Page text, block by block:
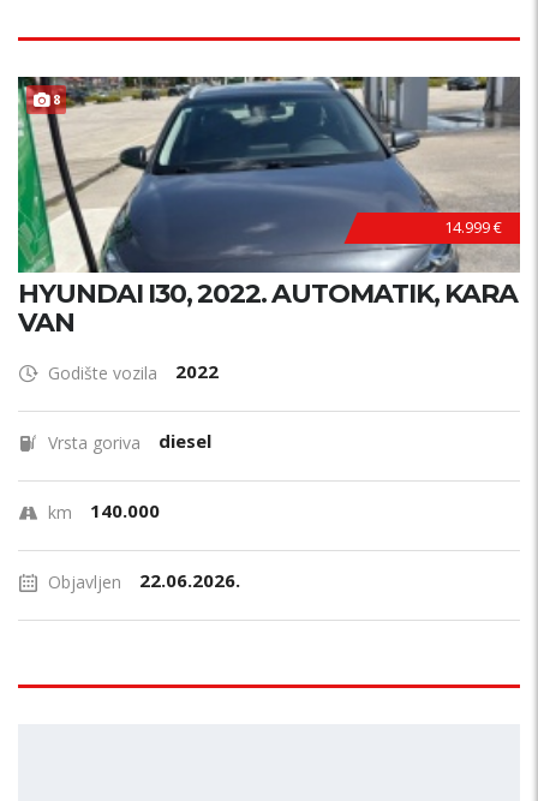
8
14.999 €
HYUNDAI I30, 2022. AUTOMATIK, KARA
VAN
Godište vozila 2022
Vrsta goriva diesel
km 140.000
Objavljen 22.06.2026.